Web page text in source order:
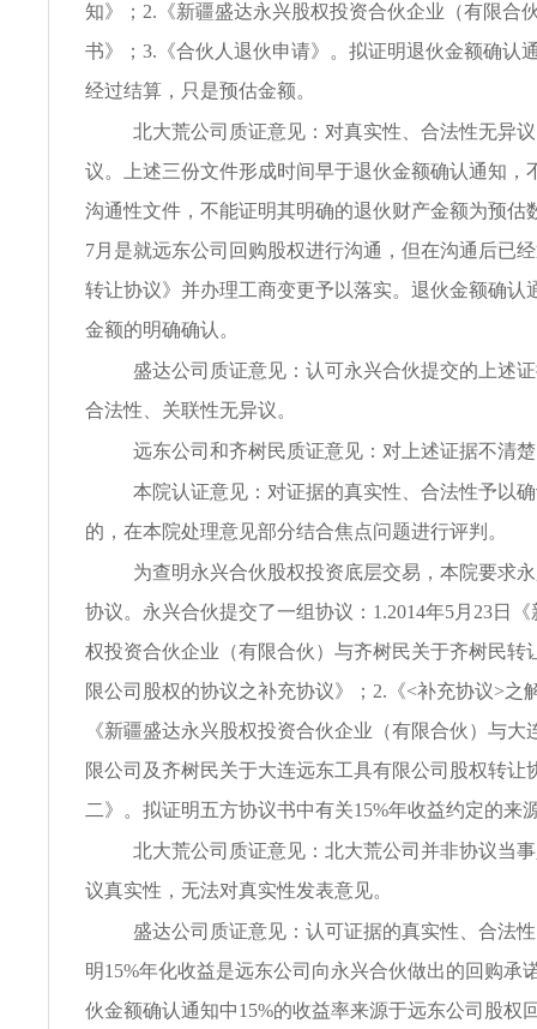
知》；2.《新疆盛达永兴股权投资合伙企业（有限合
书》；3.《合伙人退伙申请》。拟证明退伙金额确认
经过结算，只是预估金额。
北大荒公司质证意见：对真实性、合法性无异
议。上述三份文件形成时间早于退伙金额确认通知，
沟通性文件，不能证明其明确的退伙财产金额为预估
7月是就远东公司回购股权进行沟通，但在沟通后已
转让协议》并办理工商变更予以落实。退伙金额确认
金额的明确确认。
盛达公司质证意见：认可永兴合伙提交的上述
合法性、关联性无异议。
远东公司和齐树民质证意见：对上述证据不清
本院认证意见：对证据的真实性、合法性予以
的，在本院处理意见部分结合焦点问题进行评判。
为查明永兴合伙股权投资底层交易，本院要求
协议。永兴合伙提交了一组协议：1.2014年5月23日
权投资合伙企业（有限合伙）与齐树民关于齐树民转
限公司股权的协议之补充协议》；2.《<补充协议>之
《新疆盛达永兴股权投资合伙企业（有限合伙）与大
限公司及齐树民关于大连远东工具有限公司股权转让
二》。拟证明五方协议书中有关15%年收益约定的来
北大荒公司质证意见：北大荒公司并非协议当
议真实性，无法对真实性发表意见。
盛达公司质证意见：认可证据的真实性、合法
明15%年化收益是远东公司向永兴合伙做出的回购承
伙金额确认通知中15%的收益率来源于远东公司股权